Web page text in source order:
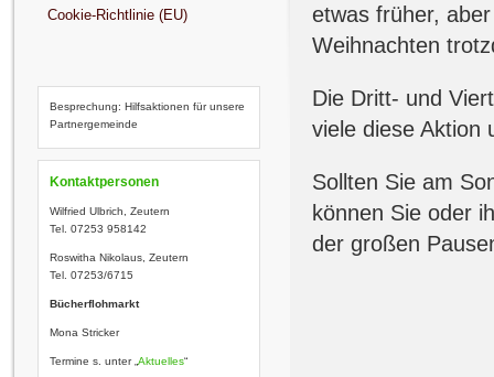
Cookie-Richtlinie (EU)
Besprechung: Hilfsaktionen für unsere
Partnergemeinde
Kontaktpersonen
Wilfried Ulbrich, Zeutern
Tel. 07253 958142
Roswitha Nikolaus, Zeutern
Tel. 07253/6715
Bücherflohmarkt
Mona Stricker
Termine s. unter „Aktuelles“
etwas früher,
Weihnachten
Die Dritt- und
viele diese Aktion
Sollten Sie am
können Sie oder
der großen